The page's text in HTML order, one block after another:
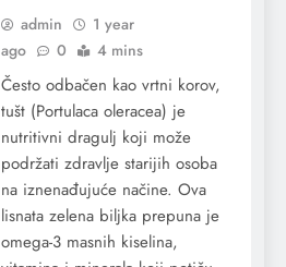
admin
1 year
ago
0 4 mins
Često odbačen kao vrtni korov,
tušt (Portulaca oleracea) je
nutritivni dragulj koji može
podržati zdravlje starijih osoba
na iznenađujuće načine. Ova
lisnata zelena biljka prepuna je
omega-3 masnih kiselina,